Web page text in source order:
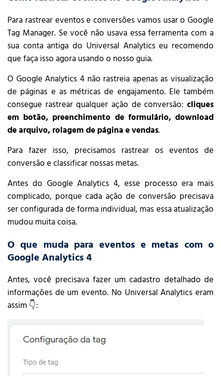
Para rastrear eventos e conversões vamos usar o Google
Tag Manager. Se você não usava essa ferramenta com a
sua conta antiga do Universal Analytics eu recomendo
que faça isso agora usando o nosso guia.
O Google Analytics 4 não rastreia apenas as visualização
de páginas e as métricas de engajamento. Ele também
consegue rastrear qualquer ação de conversão: cliques
em botão, preenchimento de formulário, download
de arquivo, rolagem de página e vendas.
Para fazer isso, precisamos rastrear os eventos de
conversão e classificar nossas metas.
Antes do Google Analytics 4, esse processo era mais
complicado, porque cada ação de conversão precisava
ser configurada de forma individual, mas essa atualização
mudou muita coisa.
O que muda para eventos e metas com o
Google Analytics 4
Antes, você precisava fazer um cadastro detalhado de
informações de um evento. No Universal Analytics eram
assim 👇: